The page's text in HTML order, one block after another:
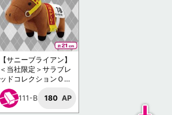
【サニーブライアン】
＜当社限定＞サラブレ
ッドコレクションＯＫ
ぬいぐるみ10
111-B
180 AP